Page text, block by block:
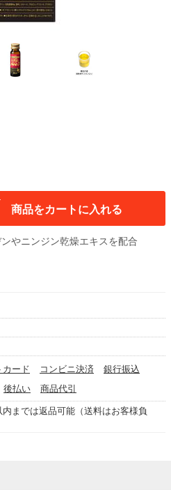
商品をカートに入れる
やニンジン乾燥エキスを配合
ード コンビニ決済
銀行振込
後払い 商品代引
までは返品可能（送料はお客様負